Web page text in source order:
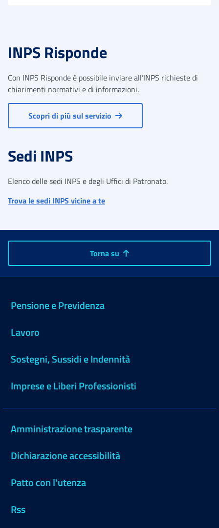
INPS Risponde
Con INPS Risponde è possibile inviare all’INPS richieste di
chiarimenti normativi e di informazioni.
Scopri di più sul servizio
Sedi INPS
Elenco delle sedi INPS e degli Uffici di Patronato.
Trova le sedi INPS vicine a te
Torna su
Pensione e Previdenza
Lavoro
Sostegni, Sussidi e Indennità
Imprese e Liberi Professionisti
Amministrazione trasparente
Dichiarazione accessibilità
Patto con l'utenza
Rss